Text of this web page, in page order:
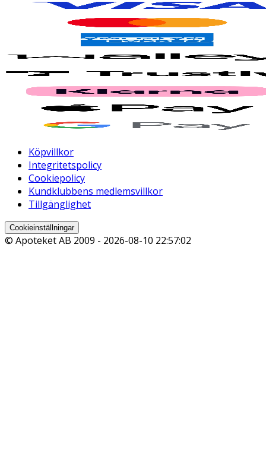
Köpvillkor
Integritetspolicy
Cookiepolicy
Kundklubbens medlemsvillkor
Tillgänglighet
Cookieinställningar
© Apoteket AB 2009 - 2026-08-10 22:57:02